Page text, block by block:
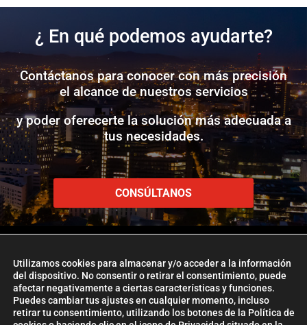
¿ En qué podemos ayudarte?
Contáctanos para conocer con más precisión
el alcance de nuestros servicios
y poder oferecerte la solución más adecuada a
tus necesidades.
CONSÚLTANOS
www.etlglobaladd.com
Utilizamos cookies para almacenar y/o acceder a la información
del dispositivo. No consentir o retirar el consentimiento, puede
afectar negativamente a ciertas características y funciones.
Puedes cambiar tus ajustes en cualquier momento, incluso
retirar tu consentimiento, utilizando los botones de la Política de